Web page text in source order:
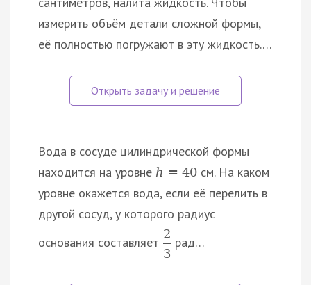
измерить объём детали сложной формы,
её полностью погружают в эту жидкость.…
Вода в сосуде цилиндрической формы
находится на уровне h = 40 см. На каком
уровне окажется вода, если её перелить в
другой сосуд, у которого радиус
основания составляет
2
3
рад…